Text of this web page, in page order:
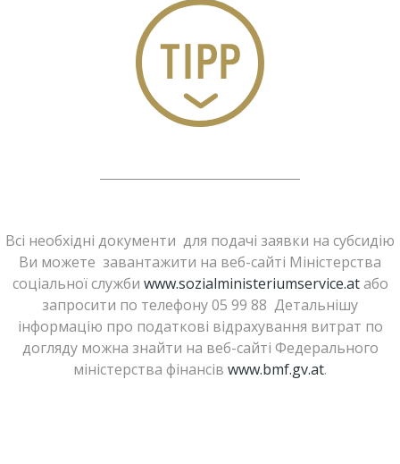
Всі необхідні документи для подачі заявки на субсидію
Ви можете завантажити на веб-сайті Міністерства
соціальної служби www.sozialministeriumservice.atабо
запросити по телефону 05 99 88 Детальнішу
інформацію про податкові відрахування витрат по
догляду можна знайти на веб-сайті Федерального
міністерства фінансів www.bmf.gv.at.